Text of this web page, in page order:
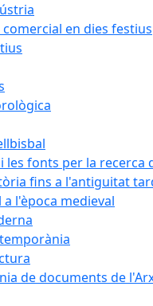
en dies festius
les fonts per la recerca
fins a l'antiguitat
a l'època medieval
de documents de